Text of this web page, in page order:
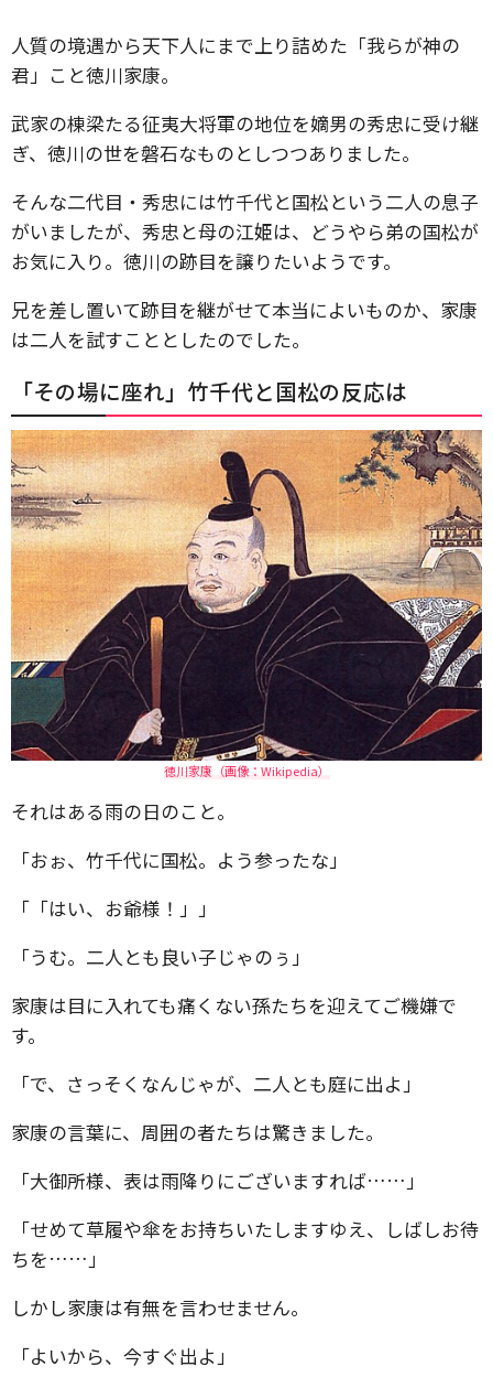
人質の境遇から天下人にまで上り詰めた「我らが神の
君」こと徳川家康。
武家の棟梁たる征夷大将軍の地位を嫡男の秀忠に受け継
ぎ、徳川の世を磐石なものとしつつありました。
そんな二代目・秀忠には竹千代と国松という二人の息子
がいましたが、秀忠と母の江姫は、どうやら弟の国松が
お気に入り。徳川の跡目を譲りたいようです。
兄を差し置いて跡目を継がせて本当によいものか、家康
は二人を試すこととしたのでした。
「その場に座れ」竹千代と国松の反応は
徳川家康（画像：Wikipedia）
それはある雨の日のこと。
「おぉ、竹千代に国松。よう参ったな」
「「はい、お爺様！」」
「うむ。二人とも良い子じゃのぅ」
家康は目に入れても痛くない孫たちを迎えてご機嫌で
す。
「で、さっそくなんじゃが、二人とも庭に出よ」
家康の言葉に、周囲の者たちは驚きました。
「大御所様、表は雨降りにございますれば……」
「せめて草履や傘をお持ちいたしますゆえ、しばしお待
ちを……」
しかし家康は有無を言わせません。
「よいから、今すぐ出よ」